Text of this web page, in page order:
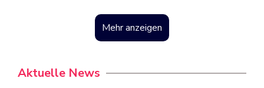
Mehr anzeigen
Aktuelle News